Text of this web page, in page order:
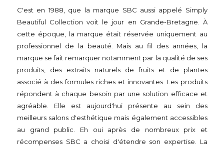
C'est en 1988, que la marque SBC aussi appelé Simply
Beautiful Collection voit le jour en Grande-Bretagne. À
cette époque, la marque était réservée uniquement au
professionnel de la beauté. Mais au fil des années, la
marque se fait remarquer notamment par la qualité de ses
produits, des extraits naturels de fruits et de plantes
associé à des formules riches et innovantes. Les produits
répondent à chaque besoin par une solution efficace et
agréable. Elle est aujourd'hui présente au sein des
meilleurs salons d'esthétique mais également accessibles
au grand public. Eh oui après de nombreux prix et
récompenses SBC a choisi d'étendre son expertise. La